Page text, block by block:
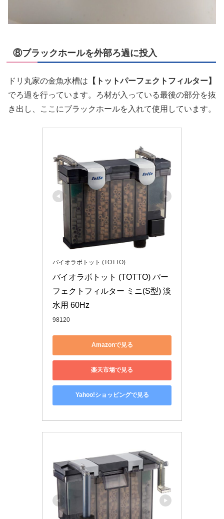
⑧ブラックホールを外部ろ過に投入
ドリ丸家の金魚水槽は 【トットパーフェクトフィルター】
でろ過を行っています。ろ材が入っている最後の部分を抜
き出し、ここにブラックホールを入れて使用しています。
バイオラボトット (TOTTO)
バイオラボトット (TOTTO) パー
フェクトフィルター ミニ(S型) 淡
水用 60Hz
98120
Amazonで見る
楽天市場で見る
Yahoo!ショッピングで見る